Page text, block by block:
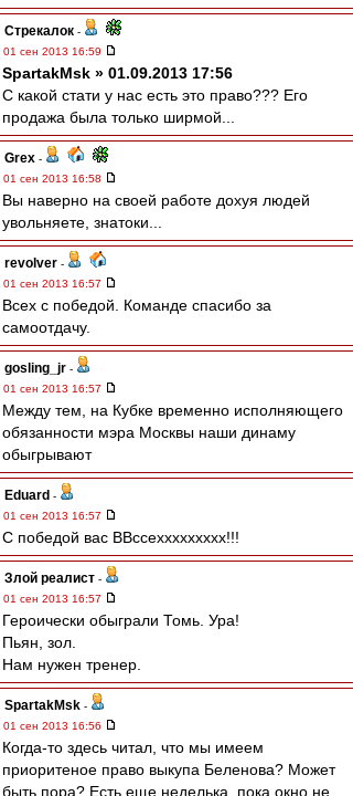
Стрекалок -
01 сен 2013 16:59
SpartakMsk » 01.09.2013 17:56
С какой стати у нас есть это право??? Его
продажа была только ширмой...
Grex -
01 сен 2013 16:58
Вы наверно на своей работе дохуя людей
увольняете, знатоки...
revolver -
01 сен 2013 16:57
Всех с победой. Команде спасибо за
самоотдачу.
gosling_jr -
01 сен 2013 16:57
Между тем, на Кубке временно исполняющего
обязанности мэра Москвы наши динаму
обыгрывают
Eduard -
01 сен 2013 16:57
С победой вас ВВссеххххххххх!!!
Злой реалист -
01 сен 2013 16:57
Героически обыграли Томь. Ура!
Пьян, зол.
Нам нужен тренер.
SpartakMsk -
01 сен 2013 16:56
Когда-то здесь читал, что мы имеем
приоритеное право выкупа Беленова? Может
быть пора? Есть еще неделька, пока окно не